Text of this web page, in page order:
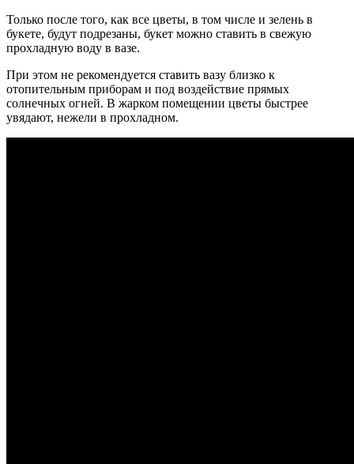
Только после того, как все цветы, в том числе и зелень в
букете, будут подрезаны, букет можно ставить в свежую
прохладную воду в вазе.
При этом не рекомендуется ставить вазу близко к
отопительным приборам и под воздействие прямых
солнечных огней. В жарком помещении цветы быстрее
увядают, нежели в прохладном.